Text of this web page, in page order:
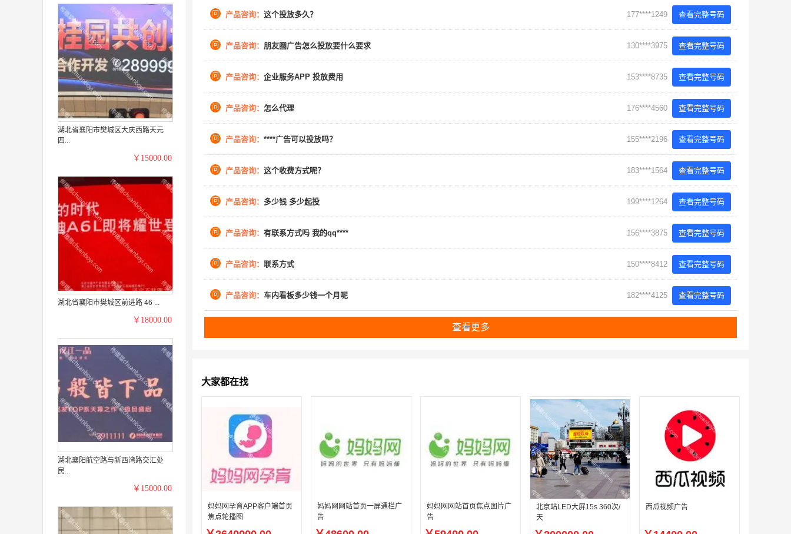
湖北省襄阳市樊城区大庆西路天元
四...
￥15000.00
湖北省襄阳市樊城区前进路 46 ...
￥18000.00
湖北襄阳航空路与新西湾路交汇处
民...
￥15000.00
问 产品咨询： 这个投放多久？ 177****1249 查看完整号码
问 产品咨询： 朋友圈广告怎么投放要什么要求 130****3975 查看完整号码
问 产品咨询： 企业服务APP 投放费用 153****8735 查看完整号码
问 产品咨询： 怎么代理 176****4560 查看完整号码
问 产品咨询： ****广告可以投放吗？ 155****2196 查看完整号码
问 产品咨询： 这个收费方式呢？ 183****1564 查看完整号码
问 产品咨询： 多少钱 多少起投 199****1264 查看完整号码
问 产品咨询： 有联系方式吗 我的qq**** 156****3875 查看完整号码
问 产品咨询： 联系方式 150****8412 查看完整号码
问 产品咨询： 车内看板多少钱一个月呢 182****4125 查看完整号码
查看更多
大家都在找
妈妈网孕育APP客户端首页
焦点轮播图
妈妈网网站首页一屏通栏广
告
妈妈网网站首页焦点图片广
告
北京站LED大屏15s 360次/
天
西瓜视频广告